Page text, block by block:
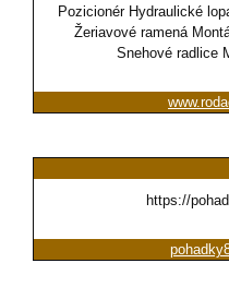
Pozicionér Hydraulické
Žeriavové ramená
Snehové radlice
https://